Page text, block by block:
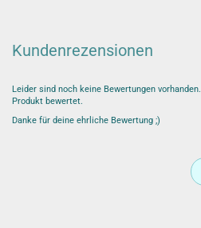
Kundenrezensionen
Leider sind noch keine Bewertungen
Produkt bewertet.
Danke für deine ehrliche Bewertung ;)